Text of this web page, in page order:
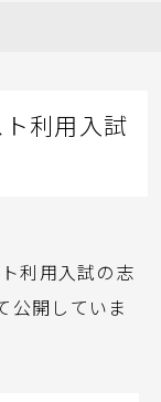
利用入試
利用入試の志
公開していま